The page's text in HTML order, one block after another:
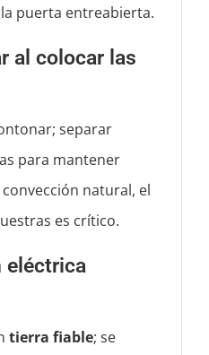
puerta entreabierta.
al colocar las
separar
para mantener
natural, el
es crítico.
eléctrica
tierra fiable; se